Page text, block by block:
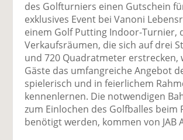
des Golfturniers einen Gutschein
exklusives Event bei Vanoni
einem Golf Putting Indoor-Turnier,
Verkaufsräumen, die sich auf drei
und 720 Quadratmeter erstrecken,
Gäste das umfangreiche Angebot
spielerisch und in feierlichem
kennenlernen. Die notwendigen
zum Einlochen des Golfballes beim
benötigt werden, kommen von JAB